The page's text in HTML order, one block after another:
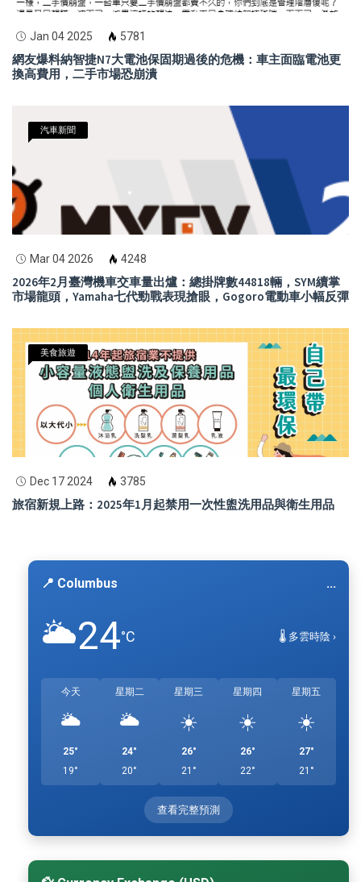
Jan 04 2025 5781
網友爆料納智捷N7大電池保固期過後的危機：車主面臨電池更
換高費用，二手市場恐崩潰
汽車新聞
Mar 04 2026 4248
2026年2月臺灣機車交車量出爐：總掛牌數44818輛，SYM續掌
市場龍頭，Yamaha七代勁戰表現搶眼，Gogoro電動車小幅反彈
美食旅遊
Dec 17 2024 3785
旅宿新規上路：2025年1月起禁用一次性盥洗用品與衛生用品
📍 Columbus ...
🌥️24°C 🌡️ 多雲時陰 ›
今天
🌥️
25°
19°
星期二
🌥️
24°
20°
星期三
☀️
26°
21°
星期四
☀️
26°
22°
星期五
☀️
27°
21°
查看完整預測